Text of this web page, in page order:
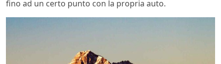
fino ad un certo punto con la propria auto.